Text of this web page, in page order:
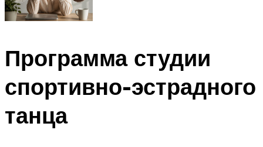
Программа студии
спортивно-эстрадного
танца